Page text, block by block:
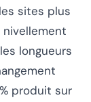
sites plus
longueurs
produit sur